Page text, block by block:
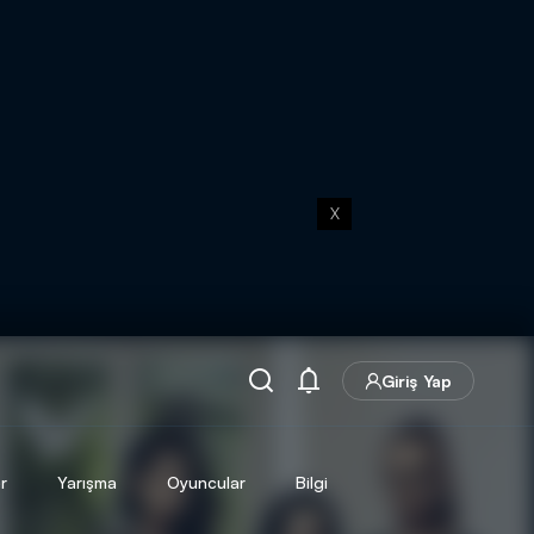
X
Giriş Yap
Yarışma Oyuncular Bilgi